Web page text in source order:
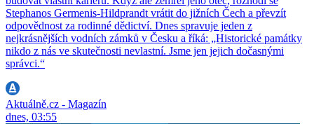
Stephanos Germenis-Hildprandt vrátit do jižních Čech a převzít
odpovědnost za rodinné dědictví. Dnes spravuje jeden z
nejkrásnějších vodních zámků v Česku a říká: „Historické památky
nikdo z nás ve skutečnosti nevlastní. Jsme jen jejich dočasnými
správci.“
Aktuálně.cz - Magazín
dnes, 03:55